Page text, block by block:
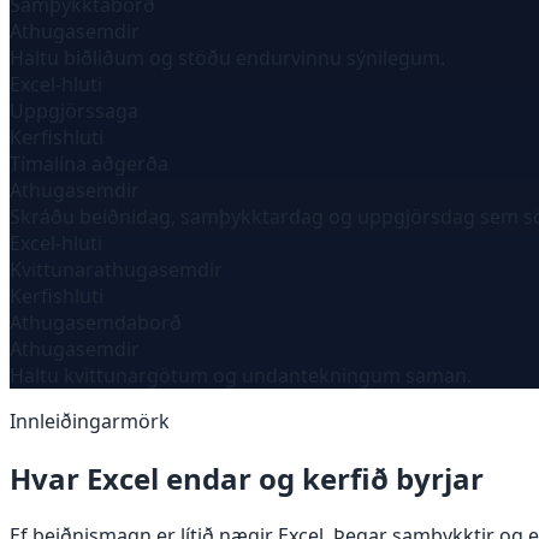
Innleiðingarmörk
Hvar Excel endar og kerfið byrjar